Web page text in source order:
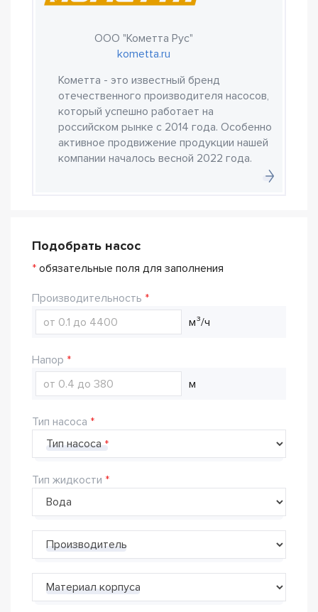
ООО "Кометта Рус"
kometta.ru
Кометта - это известный бренд
отечественного производителя насосов,
который успешно работает на
российском рынке с 2014 года. Особенно
активное продвижение продукции нашей
компании началось весной 2022 года.
Подобрать насос
* обязательные поля для заполнения
Производительность
м³/ч
Напор
м
Тип насоса
Тип насоса
Тип жидкости
Производитель
Материал корпуса